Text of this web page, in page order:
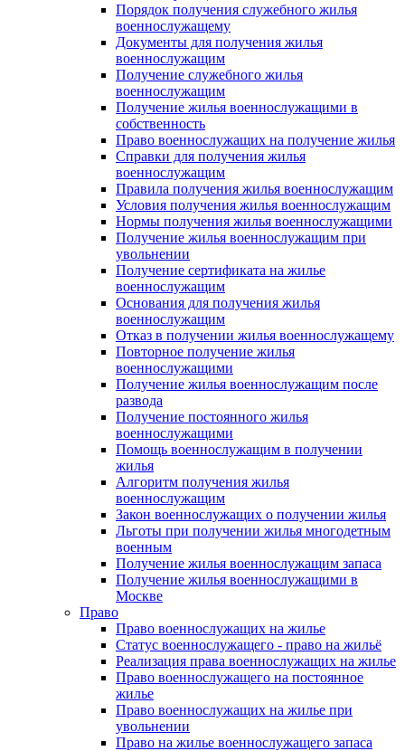
Порядок получения служебного жилья
военнослужащему
Документы для получения жилья
военнослужащим
Получение служебного жилья
военнослужащим
Получение жилья военнослужащими в
собственность
Право военнослужащих на получение жилья
Справки для получения жилья
военнослужащим
Правила получения жилья военнослужащим
Условия получения жилья военнослужащим
Нормы получения жилья военнослужащими
Получение жилья военнослужащим при
увольнении
Получение сертификата на жилье
военнослужащим
Основания для получения жилья
военнослужащим
Отказ в получении жилья военнослужащему
Повторное получение жилья
военнослужащими
Получение жилья военнослужащим после
развода
Получение постоянного жилья
военнослужащими
Помощь военнослужащим в получении
жилья
Алгоритм получения жилья
военнослужащим
Закон военнослужащих о получении жилья
Льготы при получении жилья многодетным
военным
Получение жилья военнослужащим запаса
Получение жилья военнослужащими в
Москве
Право
Право военнослужащих на жилье
Статус военнослужащего - право на жильё
Реализация права военнослужащих на жилье
Право военнослужащего на постоянное
жилье
Право военнослужащих на жилье при
увольнении
Право на жилье военнослужащего запаса